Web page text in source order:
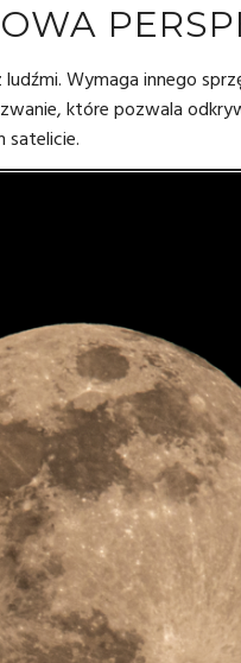
Wymaga innego
które pozwala
satelicie.